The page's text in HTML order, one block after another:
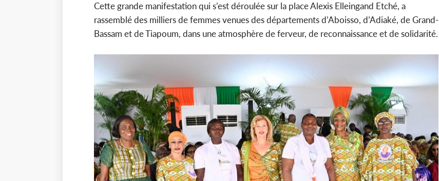
Cette grande manifestation qui s’est déroulée sur la place Alexis Elleingand Etché, a
rassemblé des milliers de femmes venues des départements d’Aboisso, d’Adiaké, de Grand-
Bassam et de Tiapoum, dans une atmosphère de ferveur, de reconnaissance et de solidarité.